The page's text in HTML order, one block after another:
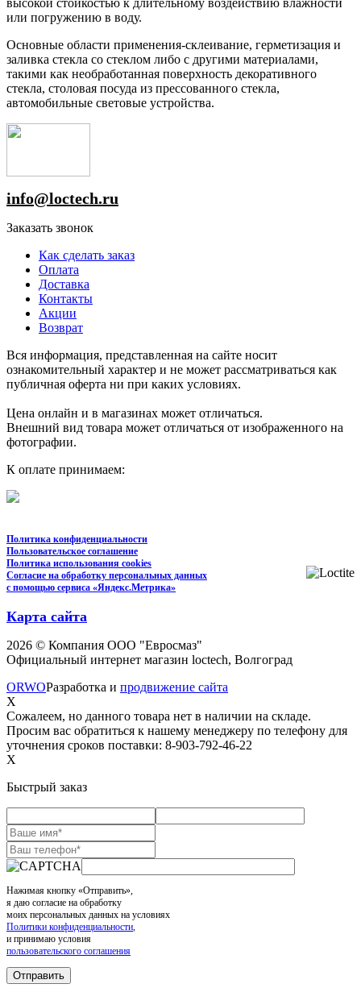
или погружению в воду.
Основные области применения-склеивание, герметизация и
заливка стекла со стеклом либо с другими материалами,
такими как необработанная поверхность декоративного
стекла, столовая посуда из прессованного стекла,
автомобильные световые устройства.
info@loctech.ru
Заказать звонок
Как сделать заказ
Оплата
Доставка
Контакты
Акции
Возврат
Вся информация, представленная на сайте носит
ознакомительный характер и не может рассматриваться как
публичная оферта ни при каких условиях.
Цена онлайн и в магазинах может отличаться.
Внешний вид товара может отличаться от изображенного на
фотографии.
К оплате принимаем:
Политика конфиденциальности
Пользовательское соглашение
Политика использования cookies
Согласие на обработку персональных данных
с помощью сервиса «Яндекс.Метрика»
Карта сайта
2026 © Компания ООО "Евросмаз"
Официальный интернет магазин loctech, Волгоград
ORWOРазработка и продвижение сайта
X
Сожалеем, но данного товара нет в наличии на складе.
Просим вас обратиться к нашему менеджеру по телефону для
уточнения сроков поставки: 8-903-792-46-22
X
Быстрый заказ
Нажимая кнопку «Отправить»,
я даю согласие на обработку
моих персональных данных на условиях
Политики конфиденциальности
и принимаю условия
пользовательского соглашения